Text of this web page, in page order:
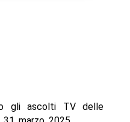
gli ascolti TV delle